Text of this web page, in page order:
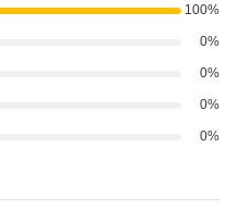
100%
0%
0%
0%
0%